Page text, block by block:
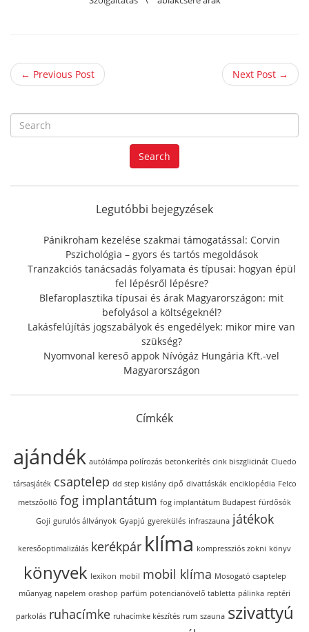
← Previous Post Next Post →
e
a
r
f
r
:
Search
Legutóbbi bejegyzések
Pánikroham kezelése szakmai támogatással: Corvin
Pszichológia – gyors és tartós megoldások
Tranzakciós tanácsadás folyamata és típusai: hogyan épül
fel lépésről lépésre?
Blefaroplasztika típusai és árak Magyarországon: mit
befolyásol a költségeknél?
Lakásfelújítás jogszabályok és engedélyek: mikor mire van
szükség?
Nyomvonal kereső appok Nívógáz Hungária Kft.-vel
Magyarországon
Címkék
ajándék autólámpa polírozás betonkerítés cink biszglicinát Cluedo
társasjáték csaptelep dd step kislány cipő divattáskák enciklopédia Felco
metszőolló fog implantátum fog implantátum Budapest fürdősók
Goji gurulós állványok Gyapjú gyerekülés infraszauna játékok
keresőoptimalizálás kerékpár klíma kompressziós zokni könyv
könyvek lexikon mobil mobil klíma Mosogató csaptelep
műanyag napelem orashop parfüm potencianövelő tabletta pálinka reptéri
parkolás ruhacímke ruhacímke készítés rum szauna szivattyú